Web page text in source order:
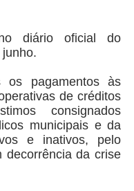
diário oficial do
os pagamentos às
de créditos
consignados
municipais e da
e inativos, pelo
decorrência da crise